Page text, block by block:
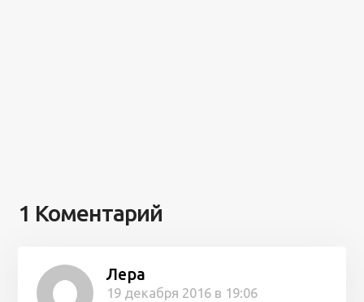
1 Коментарий
Лера
19 декабря 2016 в 19:06